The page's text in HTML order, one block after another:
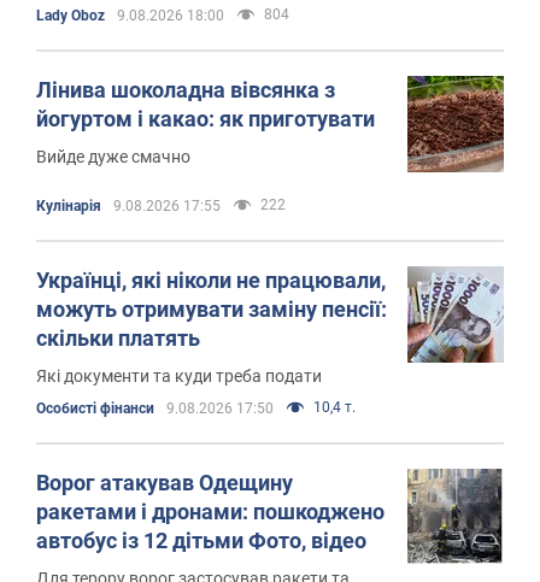
Lady Oboz 9.08.2026 18:00 804
Лінива шоколадна вівсянка з
йогуртом і какао: як приготувати
Вийде дуже смачно
Кулінарія 9.08.2026 17:55 222
Українці, які ніколи не працювали,
можуть отримувати заміну пенсії:
скільки платять
Які документи та куди треба подати
Особисті фінанси 9.08.2026 17:50 10,4 т.
Ворог атакував Одещину
ракетами і дронами: пошкоджено
автобус із 12 дітьми Фото, відео